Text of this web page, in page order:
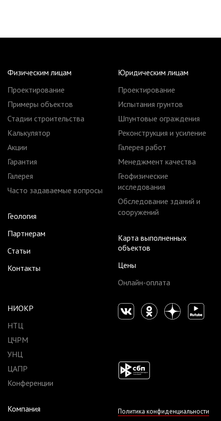
Физическим лицам
Проектирование
Примеры объектов
Стадии строительства
Калькулятор
Акции
Гарантия
Галерея
Часто задаваемые вопросы
Геология
Партнерам
Статьи
Контакты
Юридическим лицам
Проектирование
Испытания грунтов
Шпунтовые ограждения
Реконструкция и усиление
Галерея работ
Менеджмент качества
Геофизические
исследования
Обследование зданий и
сооружений
Карта выполненных
объектов
Цены
Онлайн-оплата
НИОКР
НТЦ
ЦЧРМ
УНЦ
ЦАПР
Конференции
Компания
Политика конфиденциальности